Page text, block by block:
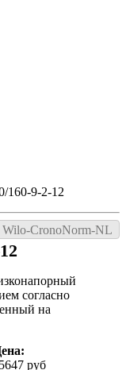
160-9-2-12
Wilo-CronoNorm-NL
согласно
на
руб